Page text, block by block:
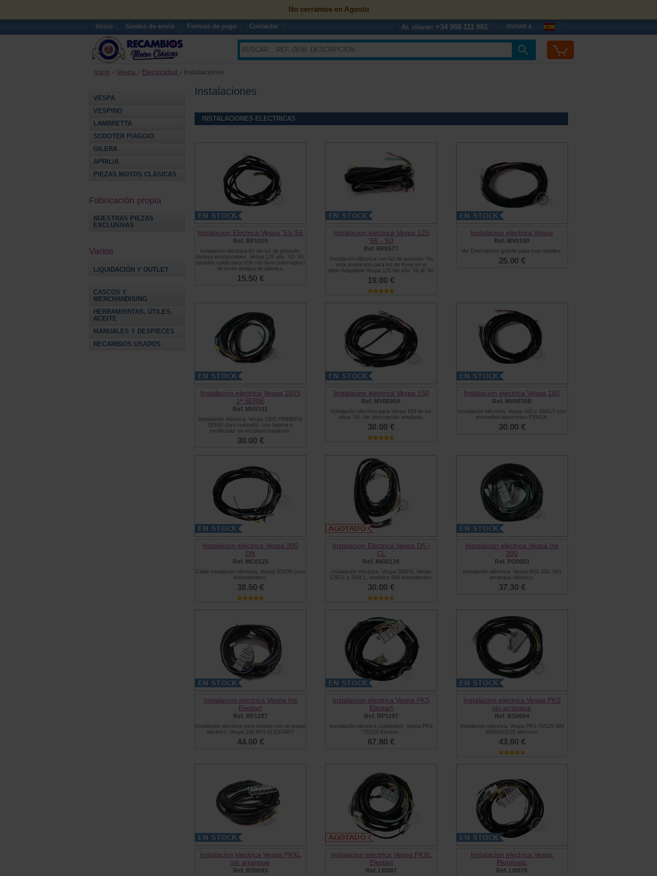
No cerramos en Agosto
Inicio Gastos de envío Formas de pago Contactar At. cliente: +34 966 111 961 ENVIAR A
Inicio › Vespa › Electricidad › Instalaciones
VESPA
VESPINO
LAMBRETTA
SCOOTER PIAGGIO
GILERA
APRILIA
PIEZAS MOTOS CLÁSICAS
Fabricación propia
NUESTRAS PIEZAS
EXCLUSIVAS
Varios
LIQUIDACIÓN Y OUTLET
CASCOS Y
MERCHANDISING
HERRAMIENTAS, ÚTILES,
ACEITE
MANUALES Y DESPIECES
RECAMBIOS USADOS
Instalaciones
INSTALACIONES ELECTRICAS
Instalacion Electrica Vespa '53-'55
Ref. RP1019
Instalación eléctrica 6V sin luz de posición.
Incluye instrucciones. Vespa 125 año ´53-´55,
también valida para V56 con llave (interruptor)
de luces antigua de plástico.
15.50 €
Instalacion electrica Vespa 125
'56 - '60
Ref. RP0577
Instalación eléctrica con luz de posición. No
esta preparada para luz de freno en el
piloto.Adaptable Vespa 125 del año ´56 al ´60.
19.00 €
Instalacion electrica Vespa
Ref. MV0100
Ver Descripcion grande para mas detalles.
25.00 €
Instalacion electrica Vespa 150S
1ª SERIE
Ref. MV0101
Instalación eléctrica. Vespa 150S PRIMERA
SERIE (faro redondo), con bateria y
rectificador en el cofano izquierdo.
30.00 €
Instalacion electrica Vespa 150
Ref. MV0030A
Instalación eléctrica para Vespa 150 de los
años ´60. Ver descripción ampliada.
30.00 €
Instalacion electrica Vespa 160
Ref. MV0030B
Instalación eléctrica. Vespa 160 y 160GT con
encendido electrónico FEMSA.
30.00 €
Instalacion electrica Vespa 200
DN
Ref. MC0125
Cable instalación eléctrica. Vespa 200DN (con
intermitentes).
38.50 €
Instalacion Electrica Vespa DS /
CL
Ref. ING0139
Instalación eléctrica, Vespa 200DS, Vespa
125CL y 150CL, modelos SIN intermitentes.
30.00 €
Instalacion electrica Vespa Iris
200
Ref. PO0003
Instalación eléctrica. Vespa IRIS 200. SIN
arranque eléctrico.
37.30 €
Instalacion electrica Vespa Iris
Elestart
Ref. RP1287
Instalación electrica para modelo con arranque
electrico. Vespa 200 IRIS ELESTART
44.00 €
Instalacion electrica Vespa PKS
Elestart
Ref. RP1197
Instalación eléctrica (cableado). Vespa PKS
75/125 Elestart.
67.80 €
Instalacion electrica Vespa PKS
sin arranque
Ref. BS0094
Instalación eléctrica. Vespa PKS 75/125 SIN
ARRANQUE eléctrico.
43.60 €
Instalacion electrica Vespa PKXL
sin arranque
Ref. BS0093
Instalacion electrica Vespa PKXL
Elestart
Ref. LI0087
Instalacion electrica Vespa
Plurimatic
Ref. LI0079